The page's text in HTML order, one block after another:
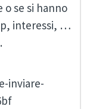
o se si hanno
interessi, …
inviare-